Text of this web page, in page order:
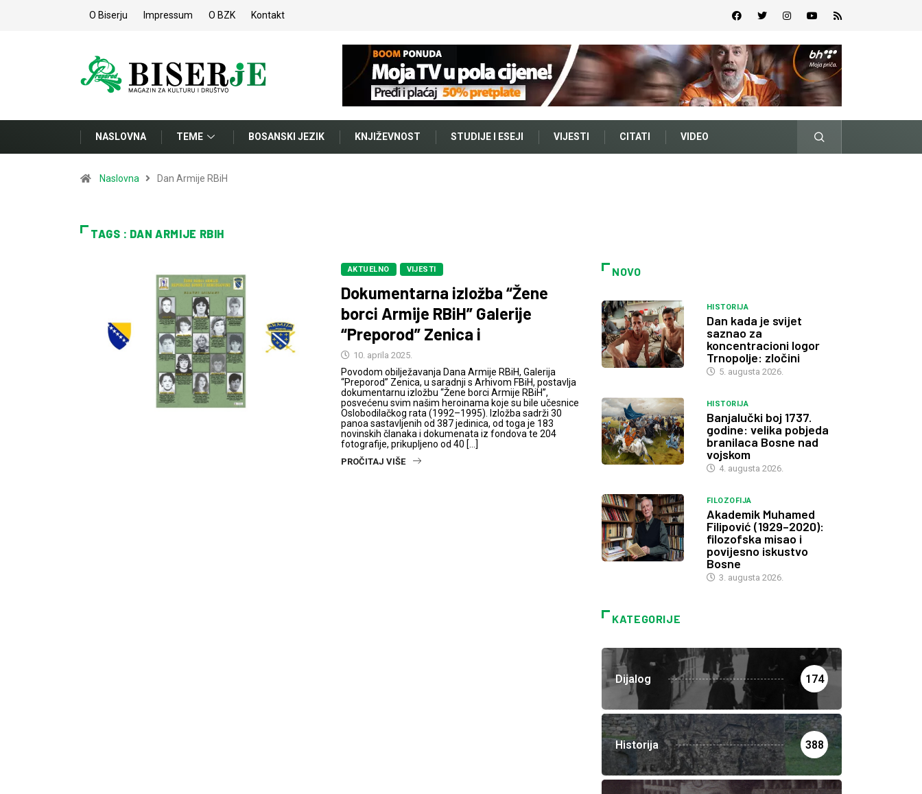
O Biserju Impressum O BZK Kontakt
NASLOVNA TEME BOSANSKI JEZIK KNJIŽEVNOST STUDIJE I ESEJI VIJESTI CITATI VIDEO
Naslovna Dan Armije RBiH
TAGS : DAN ARMIJE RBIH
AKTUELNO VIJESTI
Dokumentarna izložba “Žene
borci Armije RBiH” Galerije
“Preporod” Zenica i
10. aprila 2025.
Povodom obilježavanja Dana Armije RBiH, Galerija
“Preporod” Zenica, u saradnji s Arhivom FBiH, postavlja
dokumentarnu izložbu “Žene borci Armije RBiH”,
posvećenu svim našim heroinama koje su bile učesnice
Oslobodilačkog rata (1992–1995). Izložba sadrži 30
panoa sastavljenih od 387 jedinica, od toga je 183
novinskih članaka i dokumenata iz fondova te 204
fotografije, prikupljeno od 40 […]
PROČITAJ VIŠE
NOVO
HISTORIJA
Dan kada je svijet
saznao za
koncentracioni logor
Trnopolje: zločini
5. augusta 2026.
HISTORIJA
Banjalučki boj 1737.
godine: velika pobjeda
branilaca Bosne nad
vojskom
4. augusta 2026.
FILOZOFIJA
Akademik Muhamed
Filipović (1929–2020):
filozofska misao i
povijesno iskustvo
Bosne
3. augusta 2026.
KATEGORIJE
Dijalog 174
Historija 388